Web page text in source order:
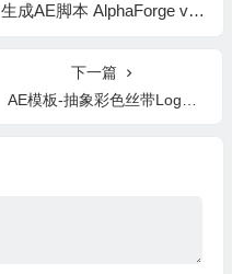
生成AE脚本 AlphaForge v1.
下一篇
AE模板-抽象彩色丝带Logo动画 Abstract Colorful Ribbons Logo